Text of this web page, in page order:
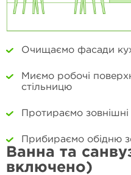
Очищаємо фасади
Миємо робочі
стільницю
Протираємо зовнішні
Прибираємо обідню
Ванна та
включено)